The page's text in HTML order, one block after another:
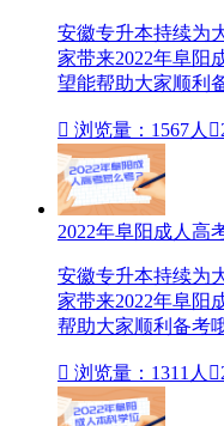
安徽专升本持续为
家带来2022年阜阳
望能帮助大家顺利
 浏览量：1567人 
2022年阜阳成人高
安徽专升本持续为
家带来2022年阜阳
帮助大家顺利备考
 浏览量：1311人 